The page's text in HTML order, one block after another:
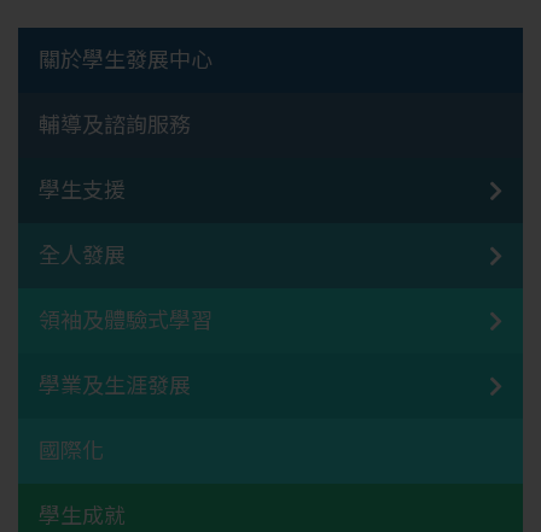
關於學生發展中心
輔導及諮詢服務
學生支援
全人發展
領袖及體驗式學習
學業及生涯發展
國際化
學生成就